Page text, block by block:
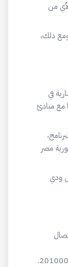
من
ذلك،
في
مع مبادئ
مصر
ودي